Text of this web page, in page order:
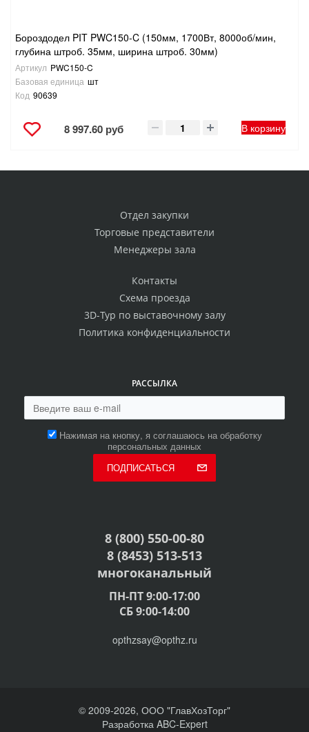
Бороздодел PIT PWC150-C (150мм, 1700Вт, 8000об/мин,
глубина штроб. 35мм, ширина штроб. 30мм)
Артикул PWC150-C
Базовая единица шт
Код 90639
8 997.60 руб В корзину
Отдел закупки
Торговые представители
Менеджеры зала
Контакты
Схема проезда
3D-Тур по выставочному залу
Политика конфиденциальности
РАССЫЛКА
Нажимая на кнопку, я соглашаюсь на обработку
персональных данных
ПОДПИСАТЬСЯ
8 (800) 550-00-80
8 (8453) 513-513
многоканальный
ПН-ПТ 9:00-17:00
СБ 9:00-14:00
opthzsay@opthz.ru
© 2009-2026, ООО "ГлавХозТорг"
Разработка ABC-Expert